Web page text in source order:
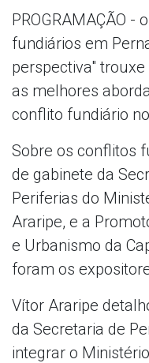
PROGRAMAÇÃO -
fundiários em
perspectiva"
as melhores
conflito fundiário
Sobre os conflitos
de gabinete da
Periferias do
Araripe, e a
e Urbanismo da
foram os
Vítor Araripe
da Secretaria de
integrar o